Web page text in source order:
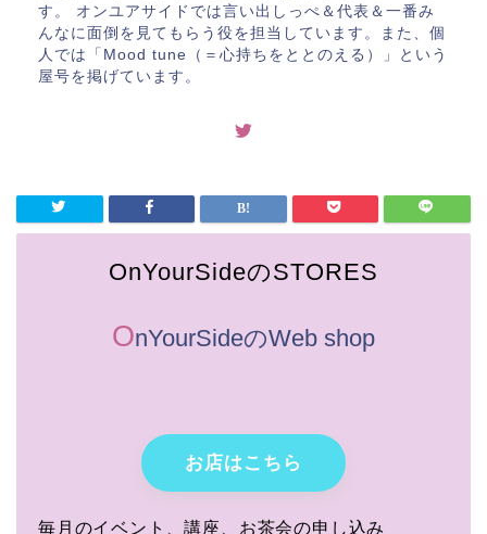
す。 オンユアサイドでは言い出しっぺ＆代表＆一番み
んなに面倒を見てもらう役を担当しています。また、個
人では「Mood tune（＝心持ちをととのえる）」という
屋号を掲げています。
OnYourSideのSTORES
OnYourSideのWeb shop
お店はこちら
毎月のイベント、講座、お茶会の申し込み